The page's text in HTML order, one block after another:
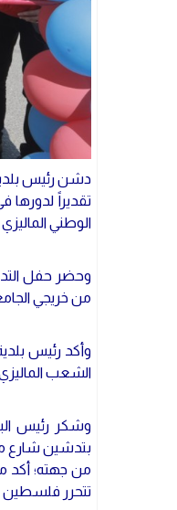
دشن رئيس
تقديراً
الوطني الماليزي الـ
من خريجي
وأكد رئيس
الشعب
وشكر رئيس
بتدشين شارع
من جهته؛ أكد
تتحرر فلسطين من